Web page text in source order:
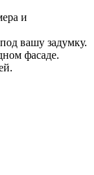
и
вашу задумку.
фасаде.